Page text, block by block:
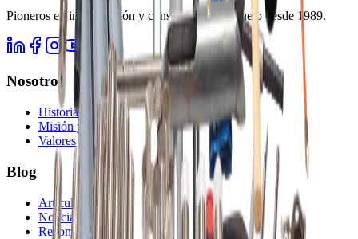
Pioneros en investigación y conservación del suelo desde 1989.
Nosotros
Historia
Misión y Visión
Valores
Blog
Artículos
Noticias
Recomendaciones